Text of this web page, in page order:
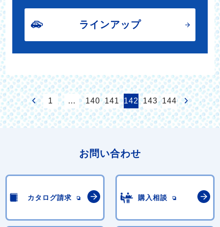
ラインアップ
1 … 140 141 142 143 144
お問い合わせ
カタログ請求 購入相談